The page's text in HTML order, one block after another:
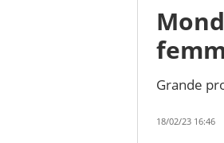
Grande
18/02/23 16:46